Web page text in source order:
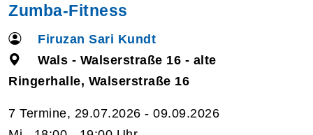
Zumba-Fitness
Firuzan Sari Kundt
Wals - Walserstraße 16 - alte
Ringerhalle, Walserstraße 16
7 Termine, 29.07.2026 - 09.09.2026